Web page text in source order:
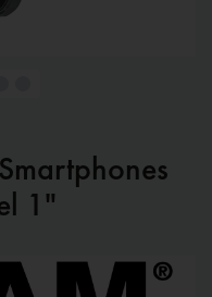
1"